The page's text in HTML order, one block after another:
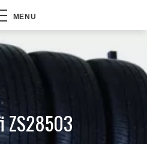
MENU
ZS28503